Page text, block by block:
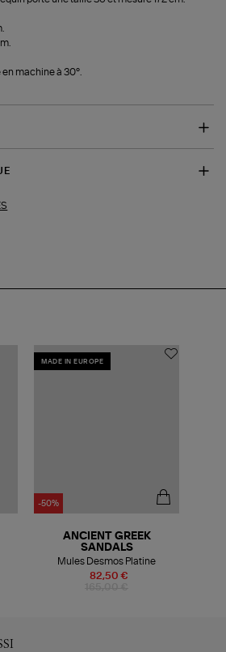
en machine à 30°.
MADE IN EUROPE
-50%
82,50 €
ANCIENT GREEK
SANDALS
Mules Desmos Platine